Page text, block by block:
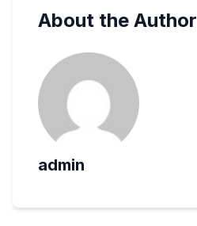
About the Author
admin